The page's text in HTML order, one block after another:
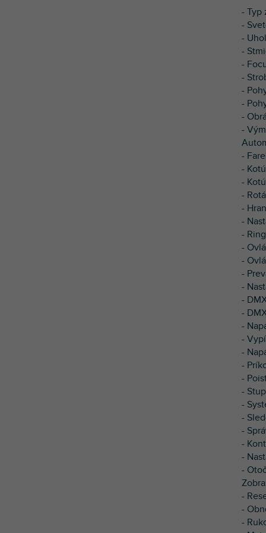
- Typ
-
-
-
-
-
-
-
-
-
-
-
-
-
-
-
-
-
-
-
-
-
-
-
-
-
-
-
-
-
-
-
-
-
-
-
-
-